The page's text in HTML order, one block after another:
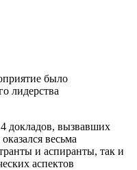
было
лидерства
докладов, вызвавших
весьма
и аспиранты, так и
аспектов